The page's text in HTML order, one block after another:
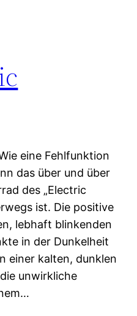
eine Fehlfunktion
das über und über
des „Electric
ist. Die positive
lebhaft blinkenden
in der Dunkelheit
einer kalten, dunklen
unwirkliche